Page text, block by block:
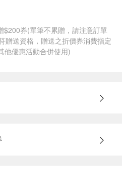
$200券(單筆不累贈，請注意訂單
贈送資格，贈送之折價券消費指定
他優惠活動合併使用)